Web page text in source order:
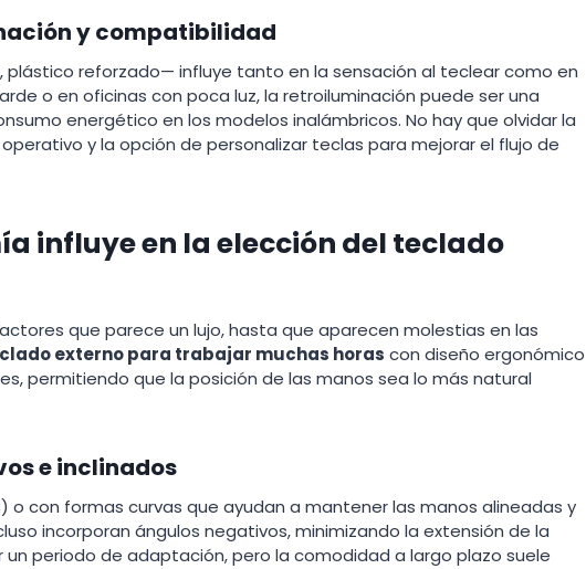
y compatibilidad
plástico reforzado— influye tanto en la sensación al teclear como en
o en oficinas con poca luz, la retroiluminación puede ser una
energético en los modelos inalámbricos. No hay que olvidar la
y la opción de personalizar teclas para mejorar el flujo de
influye en la elección del teclado
que parece un lujo, hasta que aparecen molestias en las
externo para trabajar muchas horas con diseño ergonómico
permitiendo que la posición de las manos sea lo más natural
e inclinados
o con formas curvas que ayudan a mantener las manos alineadas y
incorporan ángulos negativos, minimizando la extensión de la
un periodo de adaptación, pero la comodidad a largo plazo suele